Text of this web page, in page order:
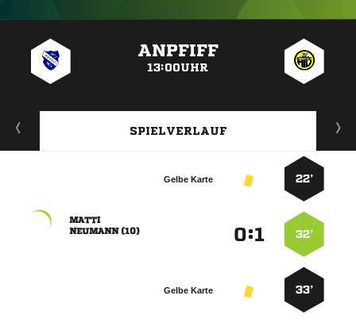
ANPFIFF
13:00UHR
SPIELVERLAUF
22’
Gelbe Karte
32’
:

 
33’
Gelbe Karte